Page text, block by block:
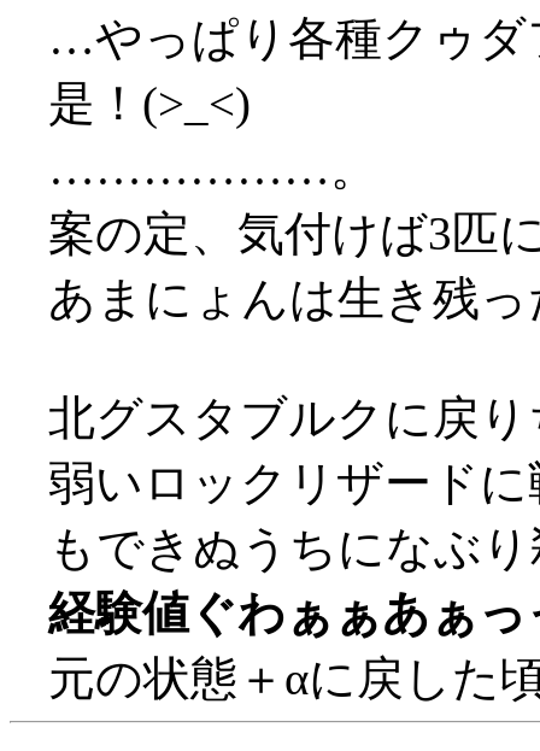
…やっぱり各種クゥダ
是！(>_<)
………………。
案の定、気付けば3匹
あまにょんは生き残
北グスタブルクに戻
弱いロックリザード
もできぬうちになぶ
経験値ぐわぁぁあぁ
元の状態＋αに戻した